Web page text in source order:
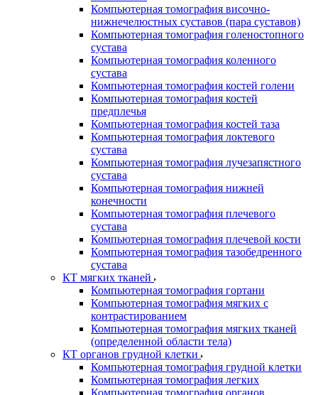
Компьютерная томография височно-
нижнечелюстных суставов (пара суставов)
Компьютерная томография голеностопного
сустава
Компьютерная томография коленного
сустава
Компьютерная томография костей голени
Компьютерная томография костей
предплечья
Компьютерная томография костей таза
Компьютерная томография локтевого
сустава
Компьютерная томография лучезапястного
сустава
Компьютерная томография нижней
конечности
Компьютерная томография плечевого
сустава
Компьютерная томография плечевой кости
Компьютерная томография тазобедренного
сустава
КТ мягких тканей
Компьютерная томография гортани
Компьютерная томография мягких с
контрастированием
Компьютерная томография мягких тканей
(определенной области тела)
КТ органов грудной клетки
Компьютерная томография грудной клетки
Компьютерная томография легких
Компьютерная томография органов